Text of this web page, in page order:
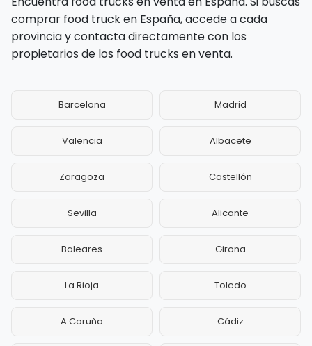
comprar food truck en España, accede a cada
provincia y contacta directamente con los
propietarios de los food trucks en venta.
Barcelona Madrid
Valencia Albacete
Zaragoza Castellón
Sevilla Alicante
Baleares Girona
La Rioja Toledo
A Coruña Cádiz